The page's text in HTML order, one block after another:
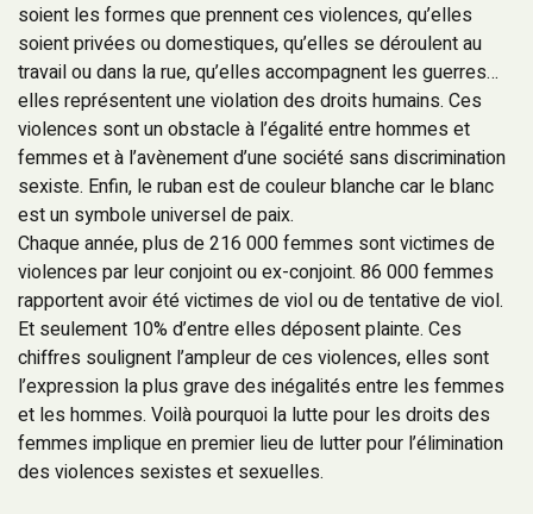
soient les formes que prennent ces violences, qu’elles
soient privées ou domestiques, qu’elles se déroulent au
travail ou dans la rue, qu’elles accompagnent les guerres…
elles représentent une violation des droits humains. Ces
violences sont un obstacle à l’égalité entre hommes et
femmes et à l’avènement d’une société sans discrimination
sexiste. Enfin, le ruban est de couleur blanche car le blanc
est un symbole universel de paix.
Chaque année, plus de 216 000 femmes sont victimes de
violences par leur conjoint ou ex-conjoint. 86 000 femmes
rapportent avoir été victimes de viol ou de tentative de viol.
Et seulement 10% d’entre elles déposent plainte. Ces
chiffres soulignent l’ampleur de ces violences, elles sont
l’expression la plus grave des inégalités entre les femmes
et les hommes. Voilà pourquoi la lutte pour les droits des
femmes implique en premier lieu de lutter pour l’élimination
des violences sexistes et sexuelles.